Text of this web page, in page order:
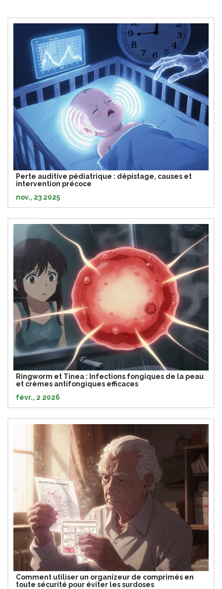
Perte auditive pédiatrique : dépistage, causes et
intervention précoce
nov., 23 2025
Ringworm et Tinea : Infections fongiques de la peau
et crèmes antifongiques efficaces
févr., 2 2026
Comment utiliser un organizeur de comprimés en
toute sécurité pour éviter les surdoses